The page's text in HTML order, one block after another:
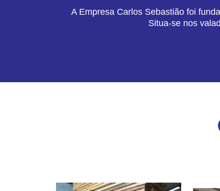
A Empresa Carlos Sebastião foi
Situa-se nos